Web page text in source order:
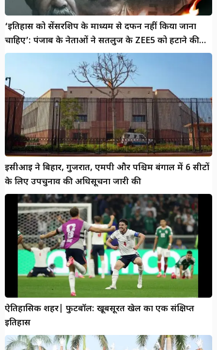
‘इतिहास को सेंसरशिप के माध्यम से दफन नहीं किया जाना
चाहिए’: पंजाब के नेताओं ने सतलुज के ZEE5 को हटाने की
निंदा की
ईसीआई ने बिहार, गुजरात, एमपी और पश्चिम बंगाल में 6 सीटों
के लिए उपचुनाव की अधिसूचना जारी की
ऐतिहासिक शहर| फुटबॉल: खूबसूरत खेल का एक संक्षिप्त
इतिहास